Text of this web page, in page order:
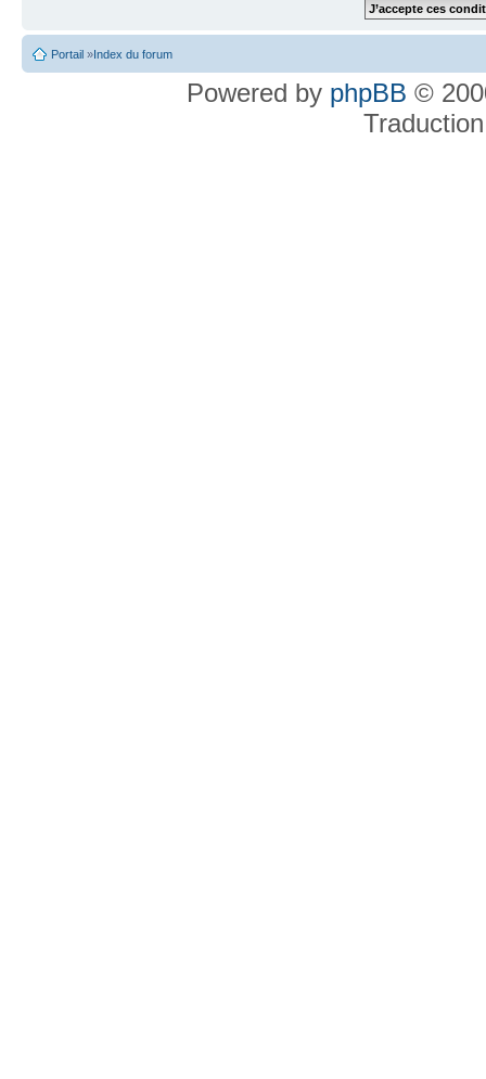
Portail »Index du forum
Powered by phpBB ©